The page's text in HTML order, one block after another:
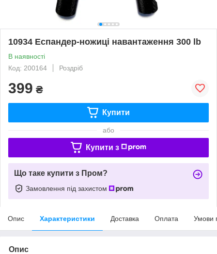
10934 Еспандер-ножиці навантаження 300 lb
В наявності
Код: 200164
Роздріб
399 ₴
Купити
або
Купити з
Що таке купити з Пром?
Замовлення під захистом
Опис Характеристики Доставка Оплата Умови
Опис